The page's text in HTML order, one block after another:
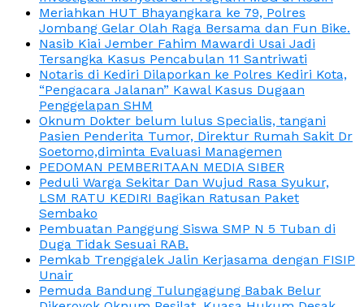
Meriahkan HUT Bhayangkara ke 79, Polres
Jombang Gelar Olah Raga Bersama dan Fun Bike.
Nasib Kiai Jember Fahim Mawardi Usai Jadi
Tersangka Kasus Pencabulan 11 Santriwati
Notaris di Kediri Dilaporkan ke Polres Kediri Kota,
“Pengacara Jalanan” Kawal Kasus Dugaan
Penggelapan SHM
Oknum Dokter belum lulus Specialis, tangani
Pasien Penderita Tumor, Direktur Rumah Sakit Dr
Soetomo,diminta Evaluasi Managemen
PEDOMAN PEMBERITAAN MEDIA SIBER
Peduli Warga Sekitar Dan Wujud Rasa Syukur,
LSM RATU KEDIRI Bagikan Ratusan Paket
Sembako
Pembuatan Panggung Siswa SMP N 5 Tuban di
Duga Tidak Sesuai RAB.
Pemkab Trenggalek Jalin Kerjasama dengan FISIP
Unair
Pemuda Bandung Tulungagung Babak Belur